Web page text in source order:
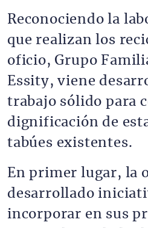
Reconociendo la
que realizan los
oficio, Grupo
Essity, viene
trabajo sólido para
dignificación de
tabúes existentes.
En primer lugar, la
desarrollado
incorporar en sus